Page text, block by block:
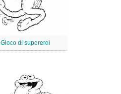
Gioco di supereroi